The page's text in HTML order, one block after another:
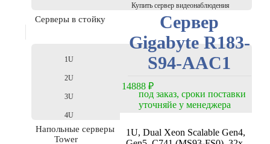
Сервер
Gigabyte R183-
S94-AAC1
14888 ₽
под заказ, сроки поставки
уточняйе у менеджера
1U, Dual Xeon Scalable Gen4,
Купить сервер видеонаблюдения
Серверы в стойку
1U
2U
3U
4U
Напольные серверы
Tower